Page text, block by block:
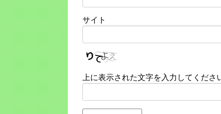
サイト
上に表示された文字を入力してくださ